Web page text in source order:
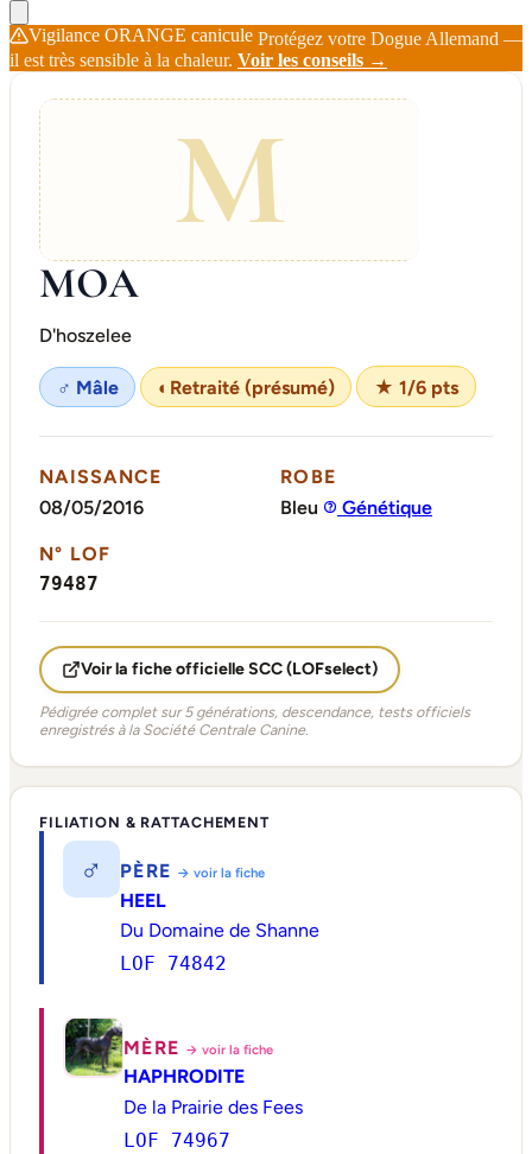
Vigilance ORANGE canicule Protégez votre Dogue Allemand —
il est très sensible à la chaleur. Voir les conseils →
M
MOA
D'hoszelee
♂ Mâle ◐ Retraité (présumé) ★ 1/6 pts
NAISSANCE
08/05/2016
ROBE
Bleu
Génétique
N° LOF
79487
Voir la fiche officielle SCC (LOFselect)
Pédigrée complet sur 5 générations, descendance, tests officiels
enregistrés à la Société Centrale Canine.
FILIATION & RATTACHEMENT
♂ PÈRE → voir la fiche
HEEL
Du Domaine de Shanne
LOF 74842
MÈRE → voir la fiche
HAPHRODITE
De la Prairie des Fees
LOF 74967